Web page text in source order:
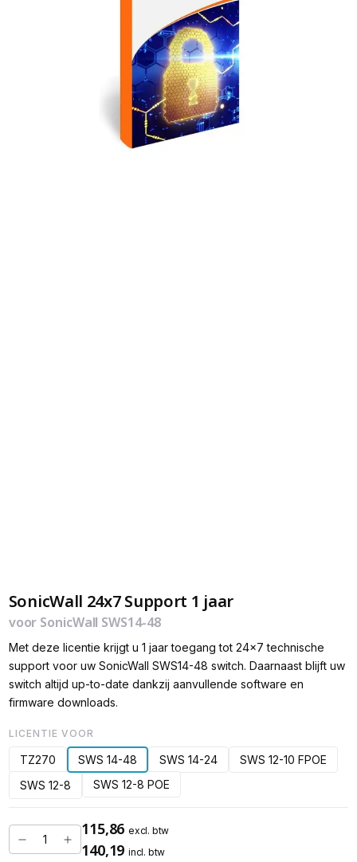
SonicWall 24x7 Support 1 jaar
voor SonicWall SWS14-48
Met deze licentie krijgt u 1 jaar toegang tot 24x7 technische
support voor uw SonicWall SWS14-48 switch. Daarnaast blijft uw
switch altijd up-to-date dankzij aanvullende software en
firmware downloads.
LICENTIE VOOR
TZ270 SWS 14-48 SWS 14-24
SWS 12-10 FPOE
SWS 12-8
SWS 12-8 POE
115,86 excl. btw
140,19 incl. btw